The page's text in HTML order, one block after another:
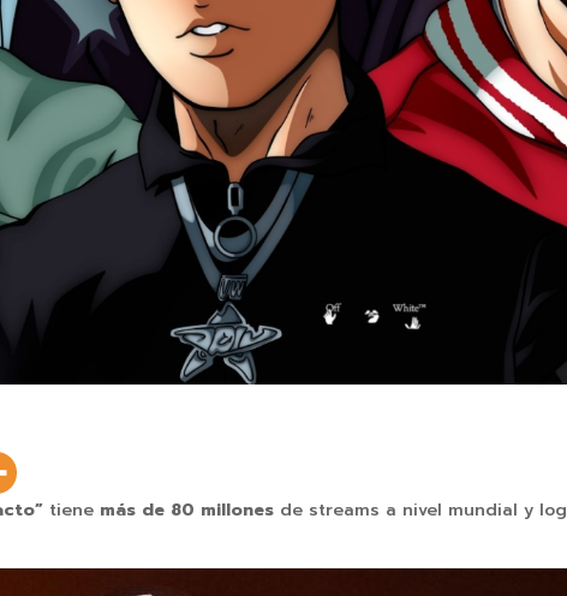
tiene más de 80 millones de streams a nivel mundial y